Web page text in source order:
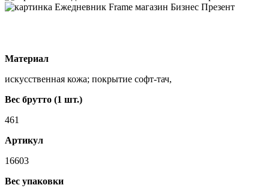
Материал
искусственная кожа; покрытие софт-тач,
Вес брутто (1 шт.)
461
Артикул
16603
Вес упаковки